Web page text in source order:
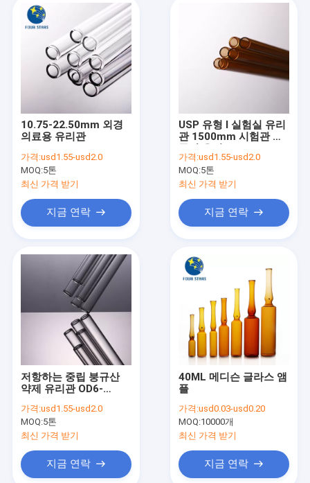
10.75-22.50mm 외경
의료용 유리관
가격:usd1.55-usd2.0
MOQ:5톤
최신 가격 받기
지금 연락
USP 유형 I 실험실 유리
관 1500mm 시험관 붕
가격:usd1.55-usd2.0
MOQ:5톤
최신 가격 받기
지금 연락
저항하는 중립 붕규산
약제 유리관 OD6-
가격:usd1.55-usd2.0
MOQ:5톤
최신 가격 받기
지금 연락
40ML 메디슨 글라스 앰
플
가격:usd0.03-usd0.20
MOQ:10000개
최신 가격 받기
지금 연락